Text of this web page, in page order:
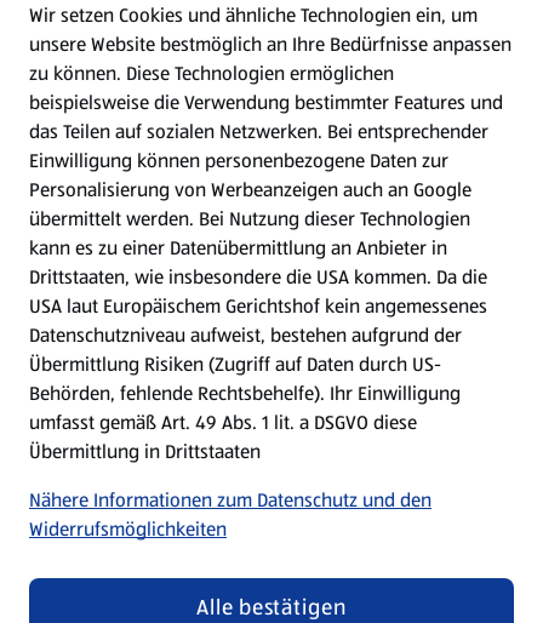
WhatsApp
Gewinnspiele
Mein HOFER. Meine Einkäufe.
Meine Meinung. Mein HOFER.
Gutscheingroßbestellung
(öffnet in einem neuen Tab)
Folge uns hier:
Jetzt die HOFER App downloaden
Wir setzen Cookies und ähnliche Technologien ein, um
unsere Website bestmöglich an Ihre Bedürfnisse anpassen
zu können. Diese Technologien ermöglichen
beispielsweise die Verwendung bestimmter Features und
das Teilen auf sozialen Netzwerken. Bei entsprechender
Einwilligung können personenbezogene Daten zur
Personalisierung von Werbeanzeigen auch an Google
übermittelt werden. Bei Nutzung dieser Technologien
kann es zu einer Datenübermittlung an Anbieter in
Drittstaaten, wie insbesondere die USA kommen. Da die
USA laut Europäischem Gerichtshof kein angemessenes
Datenschutzniveau aufweist, bestehen aufgrund der
Übermittlung Risiken (Zugriff auf Daten durch US-
Behörden, fehlende Rechtsbehelfe). Ihr Einwilligung
umfasst gemäß Art. 49 Abs. 1 lit. a DSGVO diese
Übermittlung in Drittstaaten
Nähere Informationen zum Datenschutz und den
Widerrufsmöglichkeiten
Alle bestätigen